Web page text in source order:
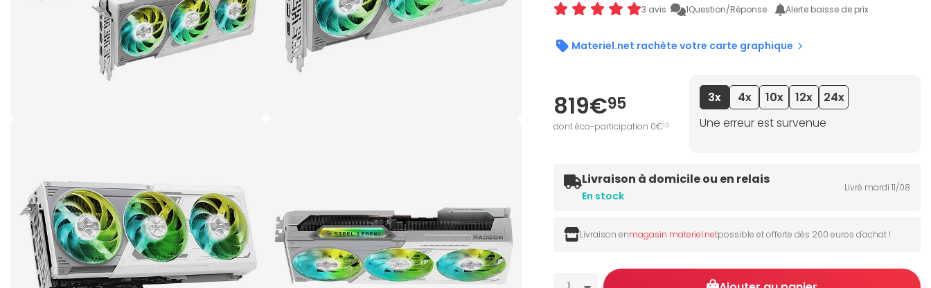
3 avis 1Question/Réponse Alerte baisse de prix
Materiel.net rachète votre carte graphique
819€95
dont éco-participation 0€13
3x 4x 10x 12x
24x
Une erreur est survenue
Livraison à domicile ou en relais
En stock
Livré mardi 11/08
Livraison enmagasin materiel.netpossible et offerte dès 200 euros d'achat !
Quantité